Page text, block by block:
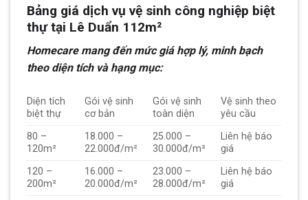
Bảng giá dịch vụ vệ sinh công nghiệp biệt
thự tại Lê Duẩn 112m²
Homecare mang đến mức giá hợp lý, minh bạch
theo diện tích và hạng mục:
Diện tích
biệt thự
Gói vệ sinh
cơ bản
Gói vệ sinh
toàn diện
Vệ sinh theo
yêu cầu
80 –
120m²
18.000 –
22.000đ/m²
25.000 –
30.000đ/m²
Liên hệ báo
giá
120 –
200m²
16.000 –
20.000đ/m²
23.000 –
28.000đ/m²
Liên hệ báo
giá